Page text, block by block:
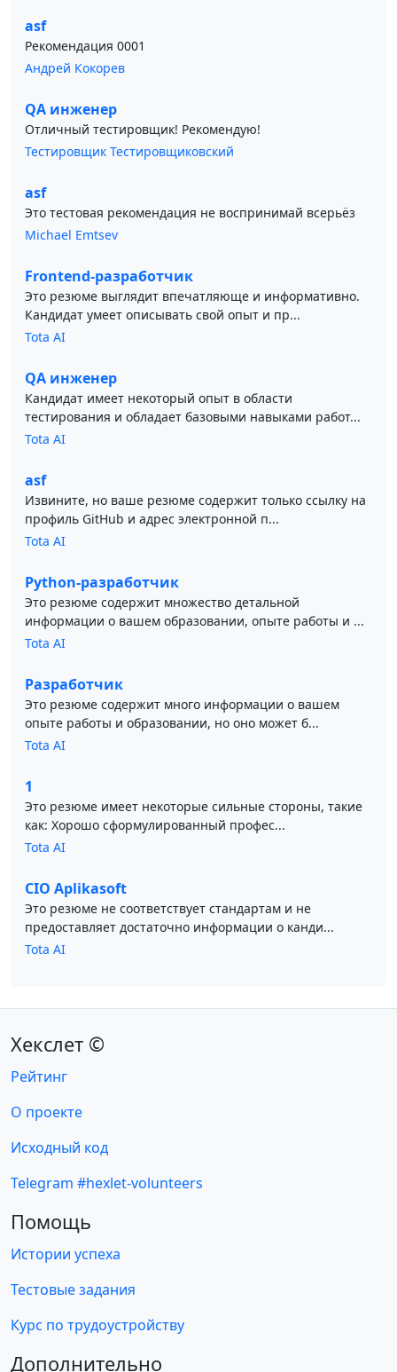
asf
Рекомендация 0001
Андрей Кокорев
QA инженер
Отличный тестировщик! Рекомендую!
Тестировщик Тестировщиковский
asf
Это тестовая рекомендация не воспринимай всерьёз
Michael Emtsev
Frontend-разработчик
Это резюме выглядит впечатляюще и информативно.
Кандидат умеет описывать свой опыт и пр...
Tota AI
QA инженер
Кандидат имеет некоторый опыт в области
тестирования и обладает базовыми навыками работ...
Tota AI
asf
Извините, но ваше резюме содержит только ссылку на
профиль GitHub и адрес электронной п...
Tota AI
Python-разработчик
Это резюме содержит множество детальной
информации о вашем образовании, опыте работы и ...
Tota AI
Разработчик
Это резюме содержит много информации о вашем
опыте работы и образовании, но оно может б...
Tota AI
1
Это резюме имеет некоторые сильные стороны, такие
как: Хорошо сформулированный профес...
Tota AI
CIO Aplikasoft
Это резюме не соответствует стандартам и не
предоставляет достаточно информации о канди...
Tota AI
Хекслет ©
Рейтинг
О проекте
Исходный код
Telegram #hexlet-volunteers
Помощь
Истории успеха
Тестовые задания
Курс по трудоустройству
Дополнительно